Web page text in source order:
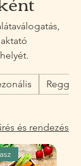
Reggeli
és rendezés